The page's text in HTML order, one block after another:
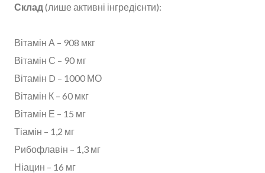
Склад (лише активні інгредієнти):
Вітамін А – 908 мкг
Вітамін С – 90 мг
Вітамін D – 1000 МО
Вітамін К – 60 мкг
Вітамін Е – 15 мг
Тіамін – 1,2 мг
Рибофлавін – 1,3 мг
Ніацин – 16 мг